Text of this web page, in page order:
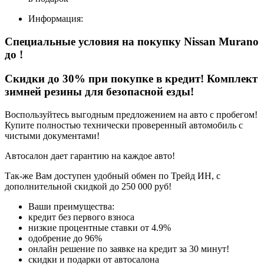
Информация:
Специальные условия на покупку Nissan Murano
до !
Скидки до 30% при покупке в кредит! Комплект
зимней резины для безопасной езды!
Воспользуйтесь выгодным предложением на авто с пробегом!
Купите полностью технически проверенный автомобиль с
чистыми документами!
Автосалон дает гарантию на каждое авто!
Так-же Вам доступен удобный обмен по Трейд ИН, с
дополнительной скидкой до 250 000 руб!
Ваши преимущества:
кредит без первого взноса
низкие процентные ставки от 4.9%
одобрение до 96%
онлайн решение по заявке на кредит за 30 минут!
скидки и подарки от автосалона